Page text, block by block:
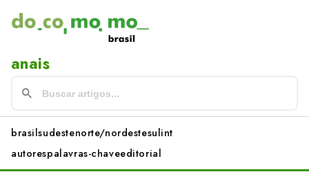
anais
brasilsudestenorte/nordestesulint
autorespalavras-chaveeditorial